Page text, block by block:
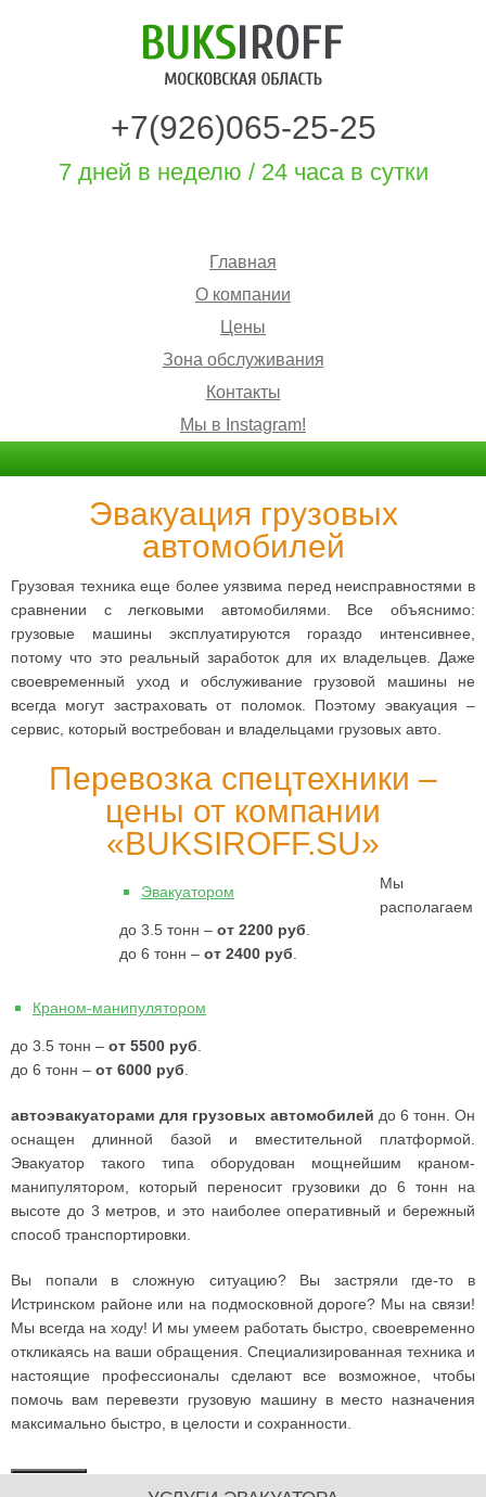
+7(926)065-25-25
7 дней в неделю / 24 часа в сутки
Главная
О компании
Цены
Зона обслуживания
Контакты
Мы в Instagram!
О компании
Цены
Зона обслуживания
Контакты
Мы в Instagram!
Эвакуация грузовых
автомобилей
Грузовая техника еще более уязвима перед неисправностями в
сравнении с легковыми автомобилями. Все объяснимо:
грузовые машины эксплуатируются гораздо интенсивнее,
потому что это реальный заработок для их владельцев. Даже
своевременный уход и обслуживание грузовой машины не
всегда могут застраховать от поломок. Поэтому эвакуация –
сервис, который востребован и владельцами грузовых авто.
Перевозка спецтехники –
цены от компании
«BUKSIROFF.SU»
Эвакуатором
до 3.5 тонн – от 2200 руб
до 6 тонн – от 2400 руб
Краном-манипулятором
до 3.5 тонн – от 5500 руб
до 6 тонн – от 6000 руб
Мы
располагаем
автоэвакуаторами для грузовых автомобилей до 6 тонн. Он
оснащен длинной базой и вместительной платформой.
Эвакуатор такого типа оборудован мощнейшим краном-
манипулятором, который переносит грузовики до 6 тонн на
высоте до 3 метров, и это наиболее оперативный и бережный
способ транспортировки.
Вы попали в сложную ситуацию? Вы застряли где-то в
Истринском районе или на подмосковной дороге? Мы на связи!
Мы всегда на ходу! И мы умеем работать быстро, своевременно
откликаясь на ваши обращения. Специализированная техника и
настоящие профессионалы сделают все возможное, чтобы
помочь вам перевезти грузовую машину в место назначения
максимально быстро, в целости и сохранности.